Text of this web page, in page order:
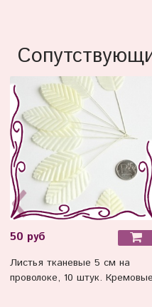
50 руб
Листья тканевые 5 см на
проволоке, 10 штук. Кремовые